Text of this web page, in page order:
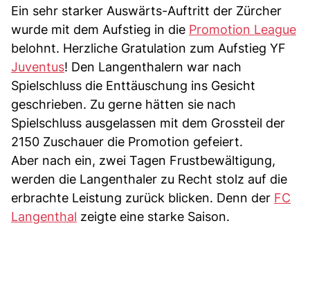
Ein sehr starker Auswärts-Auftritt der Zürcher
wurde mit dem Aufstieg in die Promotion League
belohnt. Herzliche Gratulation zum Aufstieg YF
Juventus! Den Langenthalern war nach
Spielschluss die Enttäuschung ins Gesicht
geschrieben. Zu gerne hätten sie nach
Spielschluss ausgelassen mit dem Grossteil der
2150 Zuschauer die Promotion gefeiert.
Aber nach ein, zwei Tagen Frustbewältigung,
werden die Langenthaler zu Recht stolz auf die
erbrachte Leistung zurück blicken. Denn der FC
Langenthal zeigte eine starke Saison.